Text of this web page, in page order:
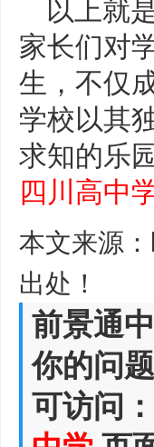
家长们对
生，不仅
学校以其
求知的乐
四川高中
本文来源
出处！
前景通
你的问
可访问